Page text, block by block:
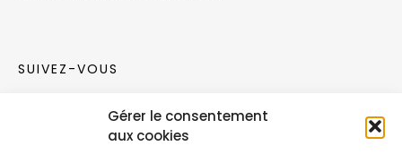
Gérer le consentement
aux cookies
SUIVEZ-VOUS
Rejoignez notre communauté sur les réseaux